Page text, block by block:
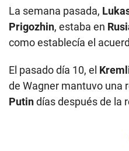
La semana pasada,
Prigozhin, estaba en
como establecía el
El pasado día 10, el
de Wagner mantuvo una
Putindías después de la